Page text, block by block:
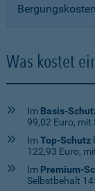
Bergungskosten
Was kostet
Im Basis-
99,02 Euro, mit
ImTop-Schutz
122,93 Euro,
Im Premium-
Selbstbehalt